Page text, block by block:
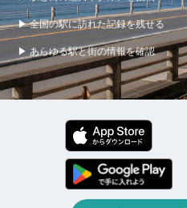
▶ 全国の駅に訪れた記録を残せる
▶ あらゆる駅と街の情報を確認